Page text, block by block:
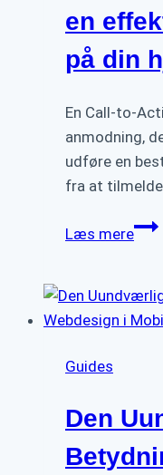
Dit
en
på din
En Call-to-
anmodning,
udføre en
fra at
Læs mere
du
en
på
din
Guides
Den